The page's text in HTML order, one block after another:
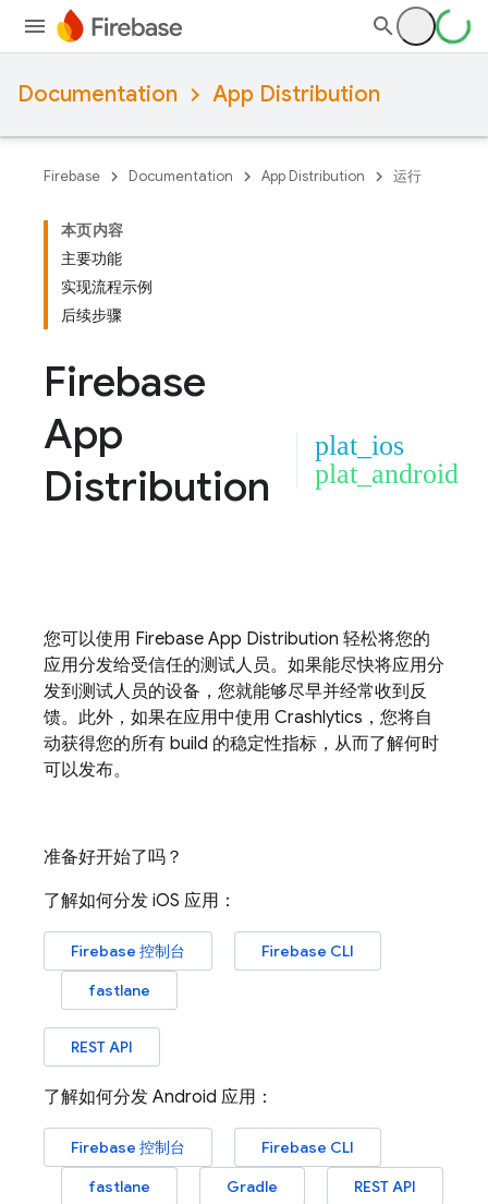
Documentation App Distribution
Firebase Documentation App Distribution 运行
本页内容
主要功能
实现流程示例
后续步骤
Firebase
App
Distribution
plat_ios
plat_android
您可以使用 Firebase App Distribution 轻松将您的
应用分发给受信任的测试人员。如果能尽快将应用分
发到测试人员的设备，您就能够尽早并经常收到反
馈。此外，如果在应用中使用 Crashlytics ，您将自
动获得您的所有 build 的稳定性指标，从而了解何时
可以发布。
准备好开始了吗？
了解如何分发 iOS 应用：
Firebase 控制台 Firebase CLI
fastlane
REST API
了解如何分发 Android 应用：
Firebase 控制台 Firebase CLI
fastlane
Gradle REST API